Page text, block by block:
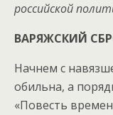
российской
ВАРЯЖСКИЙ
Начнем с
обильна, а
«Повесть